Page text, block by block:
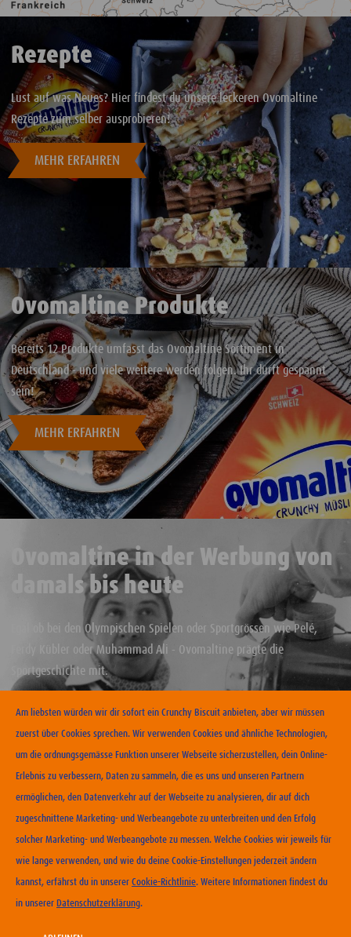
Rezepte
Lust auf was Neues? Hier findest du unsere leckeren Ovomaltine
Rezepte zum selber ausprobieren!
MEHR ERFAHREN
Ovomaltine Produkte
Bereits 12 Produkte umfasst das Ovomaltine Sortiment in
Deutschland - und viele weitere werden folgen. Ihr dürft gespannt
sein!
MEHR ERFAHREN
Ovomaltine in der Werbung von
damals bis heute
Egal ob bei den Olympischen Spielen oder Sportgrössen wie Pelé,
Ferdy Kübler oder Muhammad Ali - Ovomaltine prägte die
Sportgeschichte mit.
MEHR ERFAHREN
ERHÄLTLICHKEIT
KONTAKT
NUTZUNGSBEDINGUNGEN
DATENSCHUTZERKLÄRUNG
Am liebsten würden wir dir sofort ein Crunchy Biscuit anbieten, aber wir müssen
zuerst über Cookies sprechen. Wir verwenden Cookies und ähnliche Technologien,
um die ordnungsgemässe Funktion unserer Webseite sicherzustellen, dein Online-
Erlebnis zu verbessern, Daten zu sammeln, die es uns und unseren Partnern
ermöglichen, den Datenverkehr auf der Webseite zu analysieren, dir auf dich
zugeschnittene Marketing- und Werbeangebote zu unterbreiten und den Erfolg
solcher Marketing- und Werbeangebote zu messen. Welche Cookies wir jeweils für
wie lange verwenden, und wie du deine Cookie-Einstellungen jederzeit ändern
kannst, erfährst du in unserer Cookie-Richtlinie. Weitere Informationen findest du
in unserer Datenschutzerklärung.